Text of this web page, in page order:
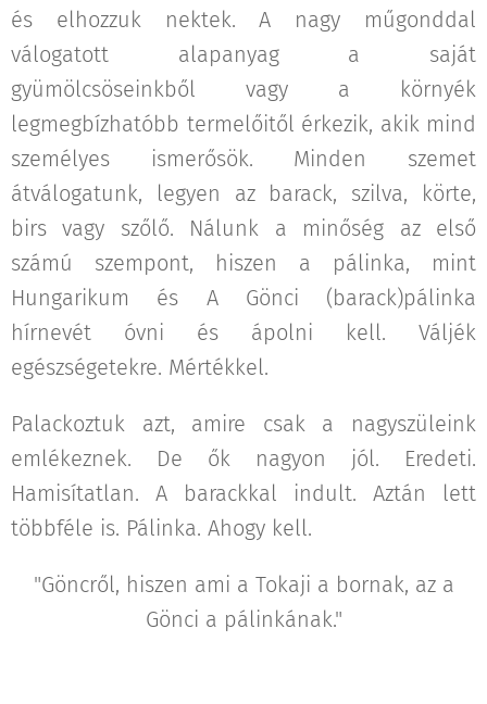
és elhozzuk nektek. A nagy műgonddal
válogatott alapanyag a saját
gyümölcsöseinkből vagy a környék
legmegbízhatóbb termelőitől érkezik, akik mind
személyes ismerősök. Minden szemet
átválogatunk, legyen az barack, szilva, körte,
birs vagy szőlő. Nálunk a minőség az első
számú szempont, hiszen a pálinka, mint
Hungarikum és A Gönci (barack)pálinka
hírnevét óvni és ápolni kell. Váljék
egészségetekre. Mértékkel.
Palackoztuk azt, amire csak a nagyszüleink
emlékeznek. De ők nagyon jól. Eredeti.
Hamisítatlan. A barackkal indult. Aztán lett
többféle is. Pálinka. Ahogy kell.
"Göncről, hiszen ami a Tokaji a bornak, az a
Gönci a pálinkának."